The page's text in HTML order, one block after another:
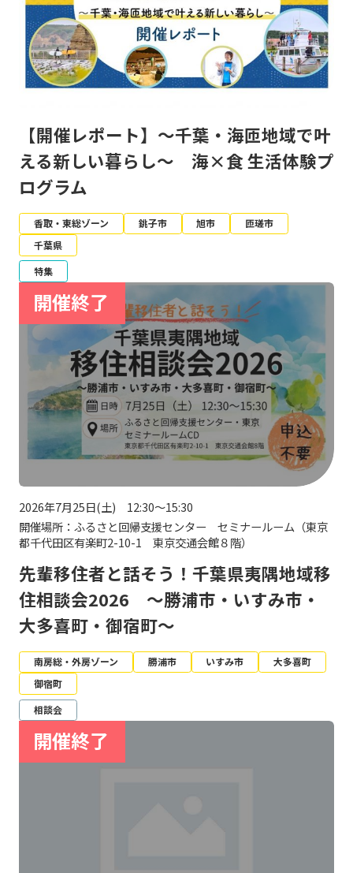
【開催レポート】～千葉・海匝地域で叶
える新しい暮らし～ 海×食 生活体験プ
ログラム
香取・東総ゾーン 銚子市 旭市
匝瑳市
千葉県
特集
2026年7月25日(土) 12:30～15:30
開催場所：ふるさと回帰支援センター セミナールーム（東京
都千代田区有楽町2-10-1 東京交通会館８階）
先輩移住者と話そう！千葉県夷隅地域移
住相談会2026 ～勝浦市・いすみ市・
大多喜町・御宿町～
南房総・外房ゾーン 勝浦市 いすみ市
大多喜町
御宿町
相談会